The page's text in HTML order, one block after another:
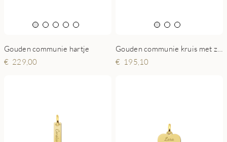
Gouden communie hartje
229,00
195,10